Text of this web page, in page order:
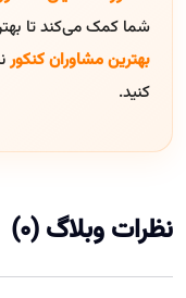
شما کمک می‌کند تا
بهترین مشاوران کنکور
کنید.
نظرات وبلاگ (0)